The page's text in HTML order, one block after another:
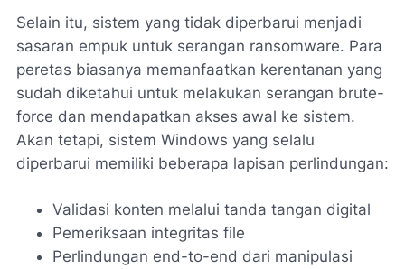
Selain itu, sistem yang tidak diperbarui menjadi
sasaran empuk untuk serangan ransomware. Para
peretas biasanya memanfaatkan kerentanan yang
sudah diketahui untuk melakukan serangan brute-
force dan mendapatkan akses awal ke sistem.
Akan tetapi, sistem Windows yang selalu
diperbarui memiliki beberapa lapisan perlindungan:
Validasi konten melalui tanda tangan digital
Pemeriksaan integritas file
Perlindungan end-to-end dari manipulasi